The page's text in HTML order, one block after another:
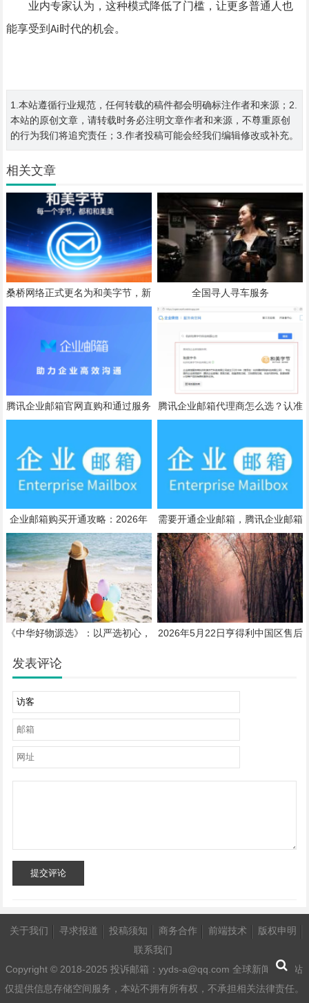
业内专家认为，这种模式降低了门槛，让更多普通人也
能享受到 Ai时代的机会。
1.本站遵循行业规范，任何转载的稿件都会明确标注作者和来源；2.
本站的原创文章，请转载时务必注明文章作者和来源，不尊重原创
的行为我们将追究责任；3.作者投稿可能会经我们编辑修改或补充。
相关文章
桑桥网络正式更名为和美字节，新
官网同步启用
全国寻人寻车服务
腾讯企业邮箱官网直购和通过服务
商购买，怎么选更合适
腾讯企业邮箱代理商怎么选？认准
企业微信授权服务商
企业邮箱购买开通攻略：2026年
最新收费标准及选择指南
需要开通企业邮箱，腾讯企业邮箱
售前服务热线是什么？
《中华好物源选》：以严选初心，
2026年5月22日亨得利中国区售后
发表评论
提交评论
关于我们 寻求报道 投稿须知 商务合作 前端技术
版权申明
联系我们
Copyright © 2018-2025 投诉邮箱：yyds-a@qq.com 全球新闻线 本站
仅提供信息存储空间服务，本站不拥有所有权，不承担相关法律责任。